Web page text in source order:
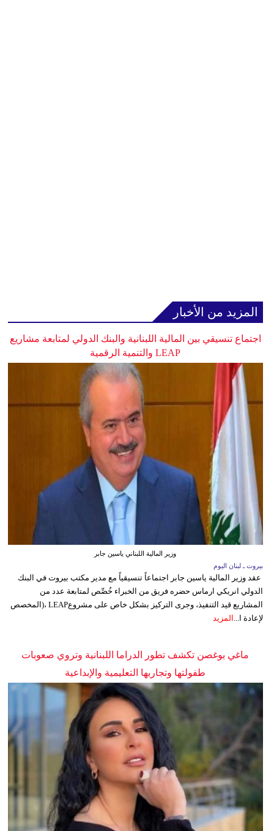
المزيد من الأخبار
اجتماع تنسيقي بين المالية اللبنانية والبنك الدولي لمتابعة مشاريع
LEAP والتنمية الرقمية
وزير المالية اللبناني ياسين جابر
بيروت ـ لبنان اليوم
عقد وزير المالية ياسين جابر اجتماعاً تنسيقياً مع مدير مكتب بيروت في البنك
الدولي انريكي ارماس حضره فريق من الخبراء خُصِّص لمتابعة عدد من
المشاريع قيد التنفيذ، وجرى التركيز بشكل خاص على مشروعLEAP ،(المخصص
لإعادة ا... المزيد
ماغي بوغصن تكشف تطور الدراما اللبنانية وتروي صعوبات
طفولتها وتجاربها التعليمية والإبداعية